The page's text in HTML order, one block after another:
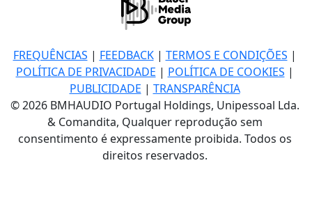
FREQUÊNCIAS | FEEDBACK| TERMOS E CONDIÇÕES |
POLÍTICA DE PRIVACIDADE | POLÍTICA DE COOKIES |
PUBLICIDADE | TRANSPARÊNCIA
© 2026 BMHAUDIO Portugal Holdings, Unipessoal Lda.
& Comandita, Qualquer reprodução sem
consentimento é expressamente proibida. Todos os
direitos reservados.